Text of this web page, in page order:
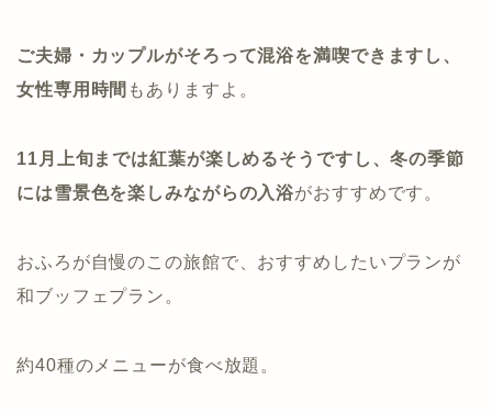
ご夫婦・カップルがそろって混浴を満喫できますし、
女性専用時間 もありますよ。
11月上旬までは紅葉が楽しめるそうですし、冬の季節
には雪景色を楽しみながらの入浴がおすすめです。
おふろが自慢のこの旅館で、おすすめしたいプランが
和ブッフェプラン。
約40種のメニューが食べ放題。